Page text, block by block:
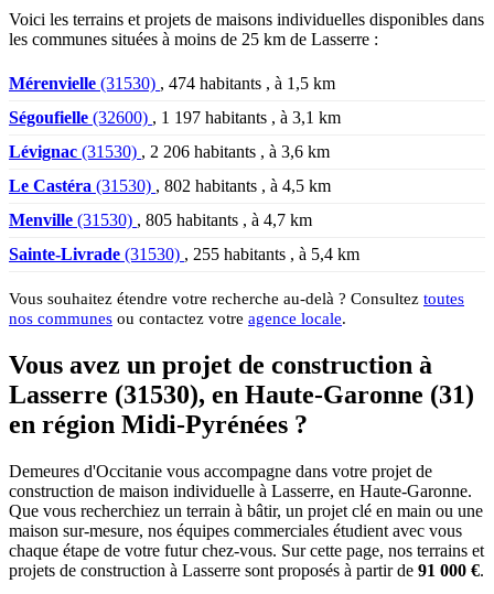
Voici les terrains et projets de maisons individuelles disponibles dans
les communes situées à moins de 25 km de Lasserre :
Mérenvielle (31530) , 474 habitants , à 1,5 km
Ségoufielle (32600) , 1 197 habitants , à 3,1 km
Lévignac (31530) , 2 206 habitants , à 3,6 km
Le Castéra (31530) , 802 habitants , à 4,5 km
Menville (31530) , 805 habitants , à 4,7 km
Sainte-Livrade (31530) , 255 habitants , à 5,4 km
Vous souhaitez étendre votre recherche au-delà ? Consultez toutes
nos communes ou contactez votre agence locale.
Vous avez un projet de construction à
Lasserre (31530), en Haute-Garonne (31)
en région Midi-Pyrénées ?
Demeures d'Occitanie vous accompagne dans votre projet de
construction de maison individuelle à Lasserre, en Haute-Garonne.
Que vous recherchiez un terrain à bâtir, un projet clé en main ou une
maison sur-mesure, nos équipes commerciales étudient avec vous
chaque étape de votre futur chez-vous. Sur cette page, nos terrains et
projets de construction à Lasserre sont proposés à partir de 91 000 €.